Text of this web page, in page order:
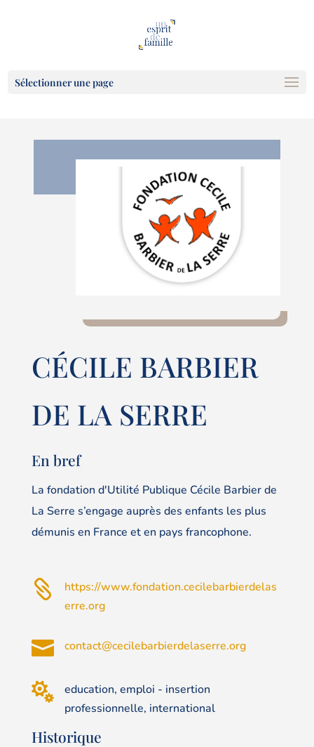
Sélectionner une page
CÉCILE BARBIER
DE LA SERRE
En bref
La fondation d'Utilité Publique Cécile Barbier de
La Serre s’engage auprès des enfants les plus
démunis en France et en pays francophone.

https://www.fondation.cecilebarbierdelas
erre.org
 contact@cecilebarbierdelaserre.org

education, emploi - insertion
professionnelle, international
Historique